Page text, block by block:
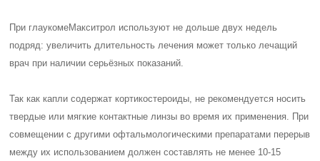
При глаукомеМакситрол используют не дольше двух недель
подряд: увеличить длительность лечения может только лечащий
врач при наличии серьёзных показаний.
Так как капли содержат кортикостероиды, не рекомендуется носить
твердые или мягкие контактные линзы во время их применения. При
совмещении с другими офтальмологическими препаратами перерыв
между их использованием должен составлять не менее 10-15